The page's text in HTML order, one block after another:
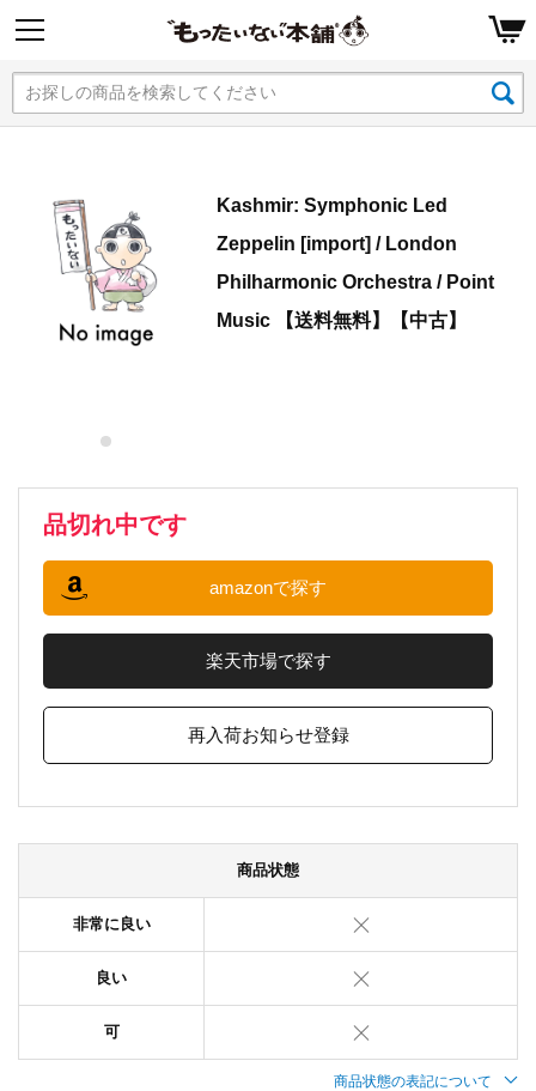
Kashmir: Symphonic Led
Zeppelin [import] / London
Philharmonic Orchestra / Point
Music 【送料無料】【中古】
品切れ中です
amazonで探す
楽天市場で探す
再入荷お知らせ登録
商品状態
非常に良い
良い
可
商品状態の表記について